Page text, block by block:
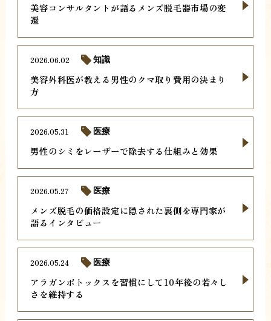
美容コンサルタントが語るメンズ脱毛器市場の変
遷
美容外科医が教える男性のクマ取り費用の決まり
方
2026.06.02 知識
男性のシミをレーザーで除去する仕組みと効果
2026.05.31 医療
メンズ脱毛の価格設定に隠された裏側を専門家が
語るインタビュー
2026.05.27 医療
アラガンボトックスを習慣にして10年後の若々し
さを維持する
2026.05.24 医療